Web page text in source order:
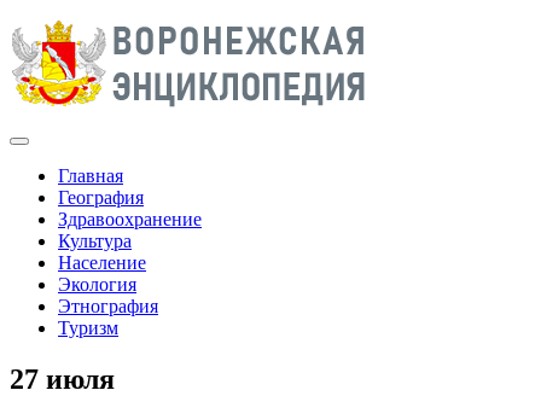
Главная
География
Здравоохранение
Культура
Население
Экология
Этнография
Туризм
27 июля